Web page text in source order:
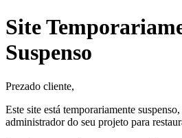
Site
Suspenso
Prezado cliente,
Este site está temporariamente
administrador do seu projeto para